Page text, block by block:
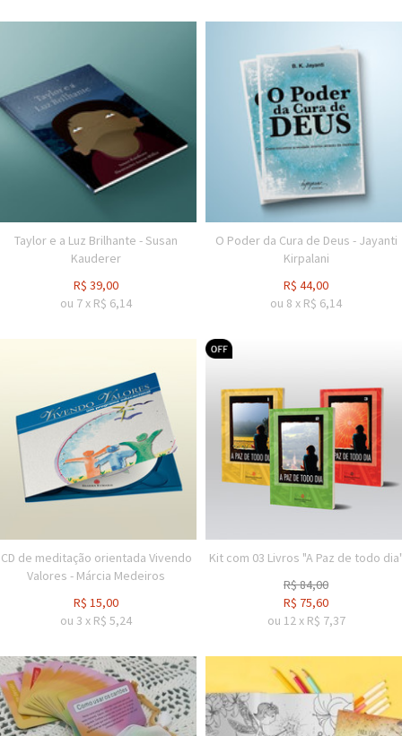
Taylor e a Luz Brilhante - Susan
Kauderer
R$ 39,00
ou 7x R$ 6,14
O Poder da Cura de Deus - Jayanti
Kirpalani
R$ 44,00
ou 8 x R$ 6,14
CD de meditação orientada Vivendo
Valores - Márcia Medeiros
R$ 15,00
ou 3 x R$ 5,24
Kit com 03 Livros "A Paz de todo
R$84,00
R$ 75,60
ou 12x R$ 7,37